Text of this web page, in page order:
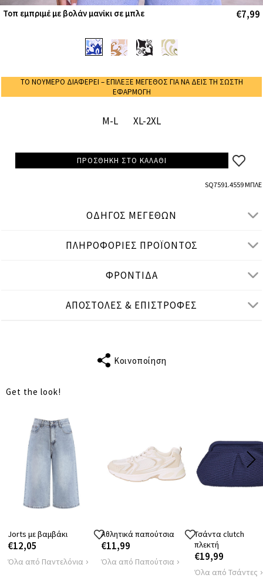
Τοπ εμπριμέ με βολάν μανίκι σε μπλε €7,99
ΤΟ ΝΟΥΜΕΡΟ ΔΙΑΦΕΡΕΙ – ΕΠΙΛΕΞΕ ΜΕΓΕΘΟΣ ΓΙΑ ΝΑ ΔΕΙΣ ΤΗ ΣΩΣΤΗ
ΕΦΑΡΜΟΓΗ
M-L XL-2XL
ΠΡΟΣΘΗΚΗ ΣΤΟ ΚΑΛΑΘΙ
SQ7591.4559 ΜΠΛΕ
ΟΔΗΓΟΣ ΜΕΓΕΘΩΝ
● ΚΑΝΟΝΙΚΗ ΕΦΑΡΜΟΓΗ
in
ΜΕΣΗ
ΜΗΚΟΣ
ΑΠΟΣΤΑΣΗ
ΩΜΩΝ
ΠΕΡΙΦΕΡΕΙΑ
M-L XL-2XL
110
116 120
ΠΛΗΡΟΦΟΡΙΕΣ ΠΡΟΪΟΝΤΟΣ
ΦΡΟΝΤΙΔΑ
ΑΠΟΣΤΟΛΕΣ & ΕΠΙΣΤΡΟΦΕΣ
Κοινοποίηση
Get the look!
Jorts με βαμβάκι
€12,05
Όλα από Παντελόνια
Αθλητικά παπούτσια
€11,99
Όλα από Παπούτσια
Τσάντα clutch
πλεκτή
€19,99
Όλα από Τσάντες